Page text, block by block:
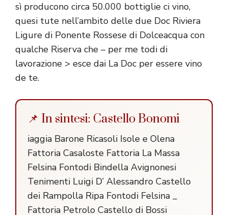
sì producono circa 50.000 bottiglie ci vino,
quesi tute nell’ambito delle due Doc Riviera
Ligure di Ponente Rossese di Dolceacqua con
qualche Riserva che – per me todi di
lavorazione > esce dai La Doc per essere vino
de te.
📌 In sintesi: Castello Bonomi
iaggia Barone Ricasoli Isole e Olena
Fattoria Casaloste Fattoria La Massa
Felsina Fontodi Bindella Avignonesi
Tenimenti Luigi D’ Alessandro Castello
dei Rampolla Ripa Fontodi Felsina _
Fattoria Petrolo Castello di Bossi